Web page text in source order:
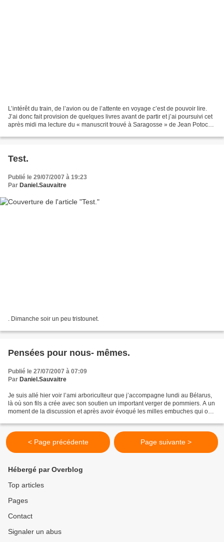
L’intérêt du train, de l’avion ou de l’attente en voyage c’est de pouvoir lire.
J’ai donc fait provision de quelques livres avant de partir et j’ai poursuivi cet
après midi ma lecture du « manuscrit trouvé à Saragosse » de Jean Potocki.
Test.
Publié le 29/07/2007 à 19:23
Par Daniel.Sauvaitre
. Dimanche soir un peu tristounet.
Pensées pour nous- mêmes.
Publié le 27/07/2007 à 07:09
Par Daniel.Sauvaitre
Je suis allé hier voir l’ami arboriculteur que j’accompagne lundi au Bélarus,
là où son fils a crée avec son soutien un important verger de pommiers. A un
moment de la discussion et après avoir évoqué les milles embuches qui ont
< Page précédente Page suivante >
Hébergé par Overblog
Top articles
Pages
Contact
Signaler un abus